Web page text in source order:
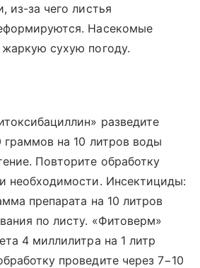
из-за чего листья
Насекомые
сухую погоду.
разведите
граммов на 10 литров воды
Повторите обработку
необходимости. Инсектициды:
препарата на 10 литров
по листу. «Фитоверм»
4 миллилитра на 1 литр
проведите через 7−10